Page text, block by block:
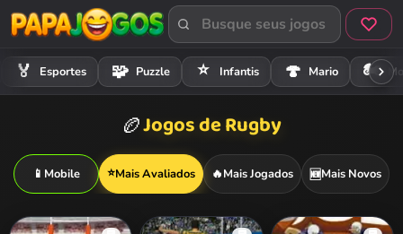
🏅 Esportes 🧩 Puzzle ⭐ Infantis 🍄 Mario 🏍️
🏉Jogos de Rugby
📱 Mobile ⭐Mais Avaliados 🔥Mais Jogados 🆕Mais Novos